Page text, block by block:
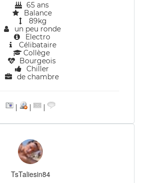
65 ans
Balance
89kg
un peu ronde
Electro
Célibataire
Collège
Bourgeois
Chiller
de chambre
| | |
TsTaliesin84